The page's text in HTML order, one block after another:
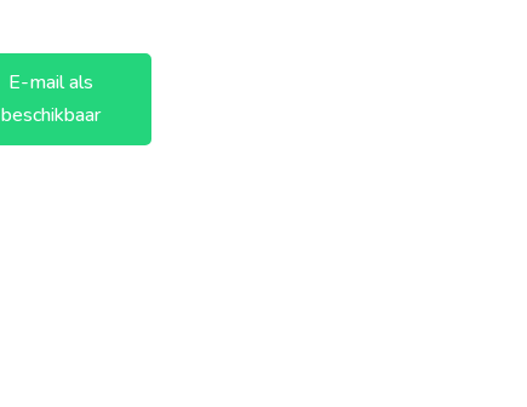
E-mail als
beschikbaar